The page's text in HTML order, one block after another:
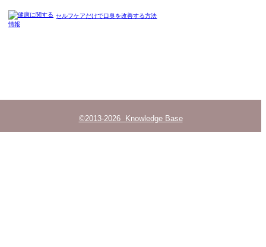
セルフケアだけで口臭を改善する方法
©2013-2026 Knowledge Base